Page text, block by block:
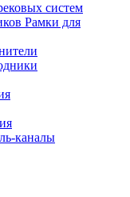
систем
Рамки для
каналы